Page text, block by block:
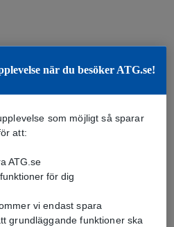
när du besöker ATG.se!
som möjligt så sparar
att:
ATG.se
för dig
vi endast spara
grundläggande funktioner ska